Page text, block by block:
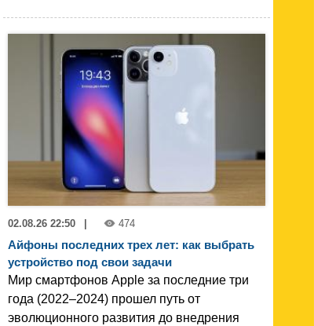
02.08.26 22:50 474
Айфоны последних трех лет: как выбрать
устройство под свои задачи
Мир смартфонов Apple за последние три
года (2022–2024) прошел путь от
эволюционного развития до внедрения